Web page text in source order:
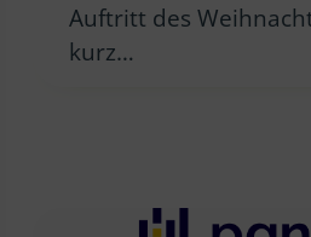
Auftritt des
kurz…